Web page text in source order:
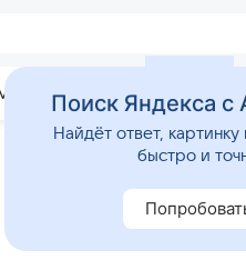
Развитие
Поиск Яндекса с
Найдёт ответ,
быстро и